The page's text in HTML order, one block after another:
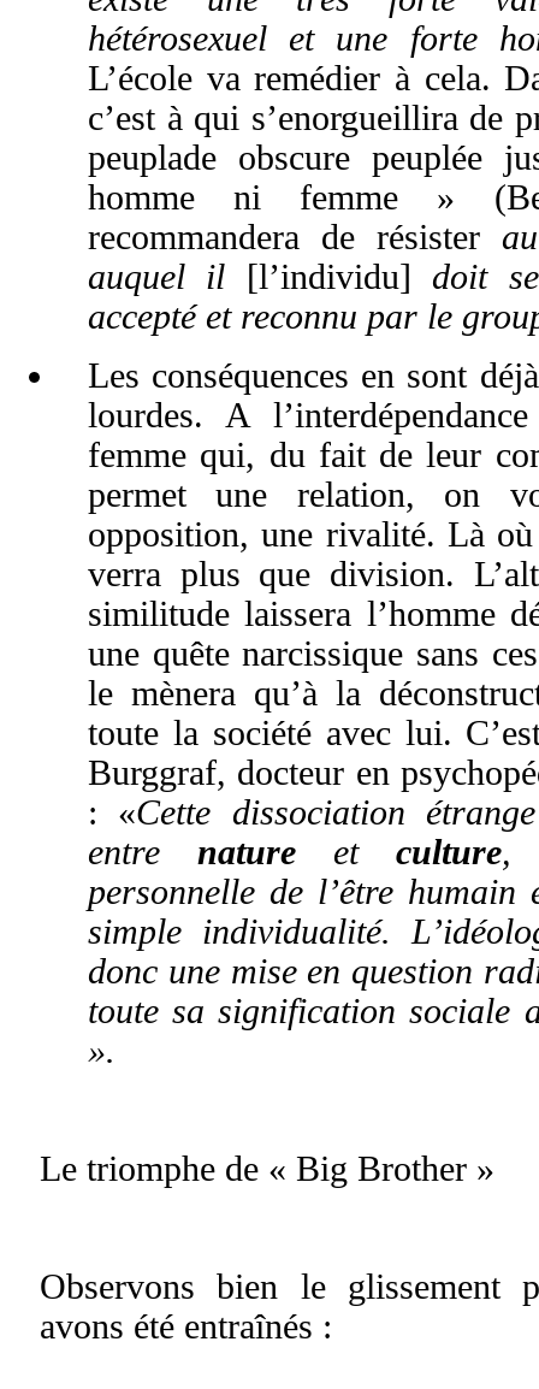
hétérosexuel et une forte
L’école va remédier à cela.
c’est à qui s’enorgueillira de
peuplade obscure peuplée
homme ni femme »
recommandera de résister
auquel il [l’individu] doit
accepté et reconnu par le
Les conséquences en sont
lourdes. A
femme qui, du fait de leur
permet une relation, on
opposition, une rivalité. Là
verra plus que division.
similitude laissera l’homme
une quête narcissique sans
le mènera qu’à la
toute la société avec lui.
Burggraf, docteur en
: «Cette dissociation
entre nature et culture,
personnelle de l’être
simple individualité.
donc une mise en question
toute sa signification sociale
».
Le triomphe de « Big Brother »
Observons bien le glissement
avons été entraînés :